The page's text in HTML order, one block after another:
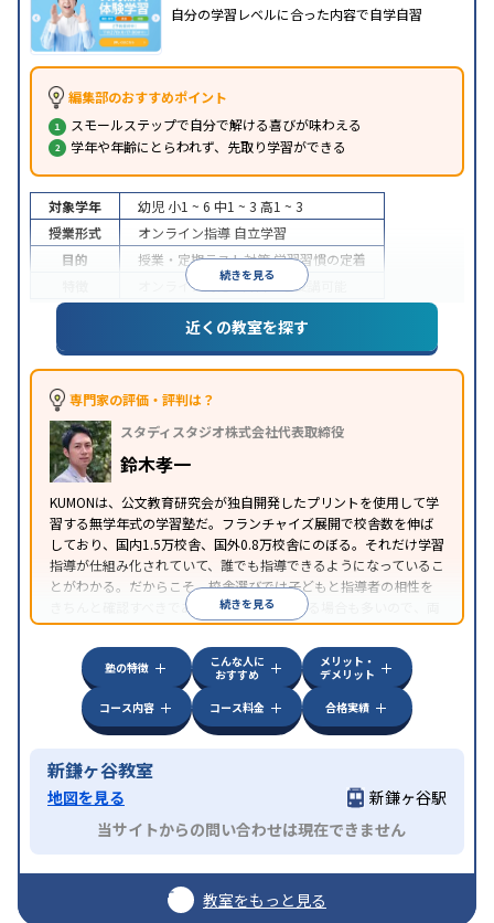
自分の学習レベルに合った内容で自学自習
編集部のおすすめポイント
スモールステップで自分で解ける喜びが味わえる
学年や年齢にとらわれず、先取り学習ができる
続きを見る
対象学年 幼児 小1 ~ 6 中1 ~ 3 高1 ~ 3
授業形式
オンライン指導 自立学習
目的
授業・定期テスト対策学習習慣の定着
オンライン対応1科目から受講可能
近くの教室を探す
専門家の評価・評判は？
スタディスタジオ株式会社代表取締役
鈴木孝一
KUMONは、公文教育研究会が独自開発したプリントを使用して学
習する無学年式の学習塾だ。フランチャイズ展開で校舎数を伸ば
しており、国内1.5万校舎、国外0.8万校舎にのぼる。それだけ学習
指導が仕組み化されていて、誰でも指導できるようになっているこ
とがわかる。だからこそ、校舎選びでは子どもと指導者の相性を
きちんと確認すべきである。近所に2校舎ある場合も多いので、両
方見学してみることをオススメする。
続きを見る
塾の特徴
こんな人に
おすすめ
メリット・
デメリット
コース内容
コース料金 合格実績
新鎌ヶ谷教室
地図を見る
新鎌ヶ谷駅
当サイトからの問い合わせは現在できません
教室をもっと見る